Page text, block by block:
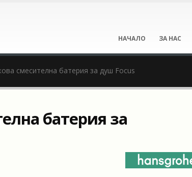
НАЧАЛО ЗА НАС
смесителна батерия за душ Focus
батерия за